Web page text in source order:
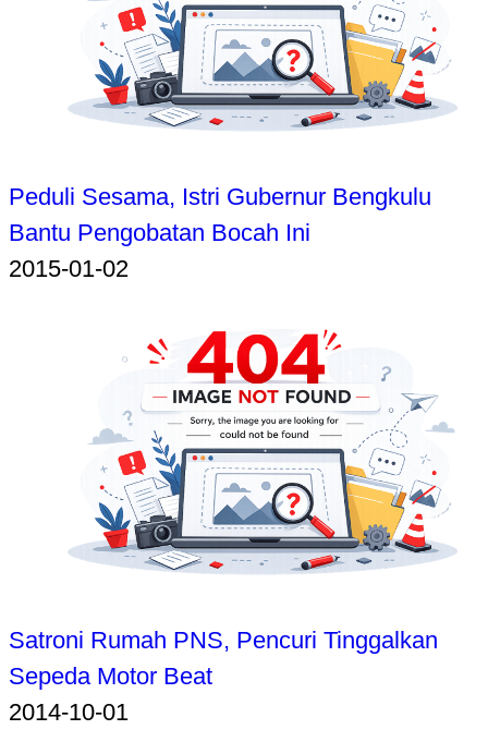
Peduli Sesama, Istri Gubernur Bengkulu
Bantu Pengobatan Bocah Ini
2015-01-02
Satroni Rumah PNS, Pencuri Tinggalkan
Sepeda Motor Beat
2014-10-01